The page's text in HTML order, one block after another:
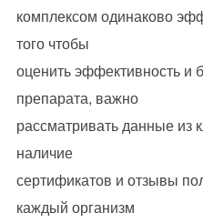
комплексом одинаково
того чтобы
оценить эффективность и
препарата, важно
рассматривать данные из
наличие
сертификатов и отзывы
каждый организм